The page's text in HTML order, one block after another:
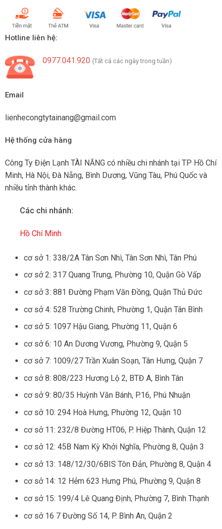
Hotline liên hệ:
0977.041.920 (Tất cả các ngày trong tuần)
Email
lienhecongtytainang@gmail.com
Hệ thống cửa hàng
Công Ty Điện Lạnh TÀI NĂNG có nhiều chi nhánh tại TP Hồ Chí
Minh, Hà Nội, Đà Nẵng, Bình Dương, Vũng Tàu, Phú Quốc và
nhiều tỉnh thành khác.
Các chi nhánh:
Hồ Chí Minh
cơ sở 1: 338/2A Tân Sơn Nhì, Tân Sơn Nhì, Tân Phú
cơ sở 2: 317 Quang Trung, Phường 10, Quận Gò Vấp
cơ sở 3: 881 Đường Phạm Văn Đồng, Quận Thủ Đức
cơ sở 4: 528 Trường Chinh, Phường 1, Quận Tân Bình
cơ sở 5: 1097 Hậu Giang, Phường 11, Quận 6
cơ sở 6: 10 An Dương Vương, Phường 9, Quận 5
cơ sở 7: 1009/27 Trần Xuân Soạn, Tân Hưng, Quận 7
cơ sở 8: 808/223 Hương Lộ 2, BTĐ A, Bình Tân
cơ sở 9: 80/35 Huỳnh Văn Bánh, P.16, Phú Nhuận
cơ sở 10: 294 Hoà Hưng, Phường 12, Quận 10
cơ sở 11: 232/8 Đường HT06, P. Hiệp Thành, Quận 12
cơ sở 12: 45B Nam Kỳ Khởi Nghĩa, Phường 8, Quận 3
cơ sở 13: 148/12/30/6BIS Tôn Đản, Phường 8, Quận 4
cơ sở 14: 12 Hẻm 623 Hưng Phú, Phường 9, Quận 8
cơ sở 15: 199/4 Lê Quang Định, Phường 7, Bình Thạnh
cơ sở 16 7 Đường Số 14, P. Bình An, Quận 2